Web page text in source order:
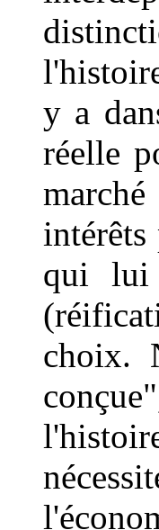
y a
réelle
qui lui
choix.